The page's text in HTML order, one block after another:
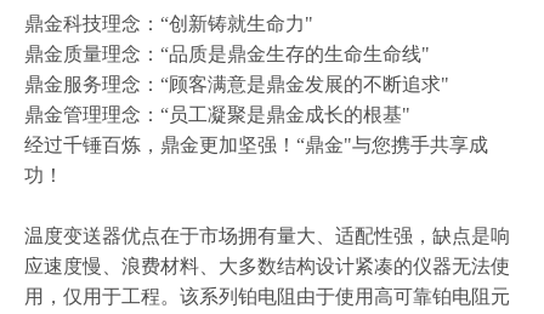
鼎金科技理念： “创新铸就生命力"
鼎金质量理念： “品质是鼎金生存的生命生命线"
鼎金服务理念： “顾客满意是鼎金发展的不断追求"
鼎金管理理念： “员工凝聚是鼎金成长的根基"
经过千锤百炼，鼎金更加坚强！ “鼎金"与您携手共享成
功！
温度变送器优点在于市场拥有量大、适配性强，缺点是响
应速度慢、浪费材料、大多数结构设计紧凑的仪器无法使
用，仅用于工程。该系列铂电阻由于使用高可靠铂电阻元